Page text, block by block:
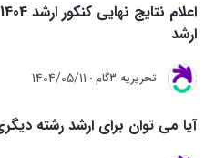
ارشد
تحريريه 3گام 1404/05/11
آیا می توان برای ارشد رشته